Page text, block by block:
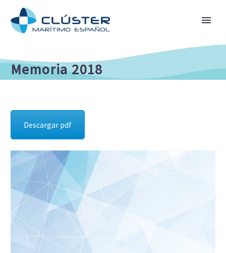
Memoria 2018
Descargar pdf